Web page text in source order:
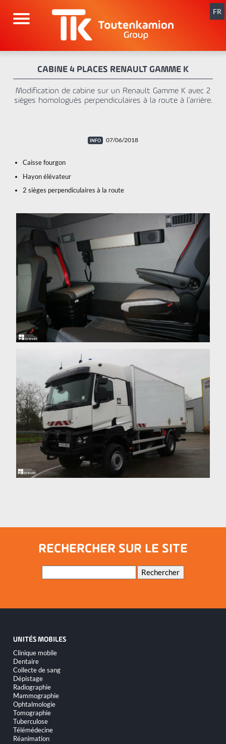
contenu
FR
CABINE 4 PLACES RENAULT GAMME K
Modification de cabine sur un Renault Gamme K avec 2
sièges homologués perpendiculaires à la route à l'arrière.
07/06/2018
Caisse fourgon
Hayon élévateur
2 sièges perpendiculaires à la route
RECHERCHER SUR LE SITE
Mots-
Rechercher
UNITÉS MOBILES
Aller
au
contenu
Clinique mobile
Dentaire
Collecte de sang
Dépistage
Radiographie
Mammographie
Ophtalmologie
Tomographie
Tuberculose
Télémédecine
Réanimation